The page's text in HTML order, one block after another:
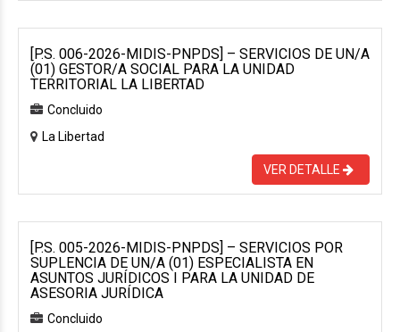
[P.S. 006-2026-MIDIS-PNPDS] – SERVICIOS DE UN/A
(01) GESTOR/A SOCIAL PARA LA UNIDAD
TERRITORIAL LA LIBERTAD
Concluido
La Libertad
VER DETALLE
[P.S. 005-2026-MIDIS-PNPDS] – SERVICIOS POR
SUPLENCIA DE UN/A (01) ESPECIALISTA EN
ASUNTOS JURÍDICOS I PARA LA UNIDAD DE
ASESORIA JURÍDICA
Concluido